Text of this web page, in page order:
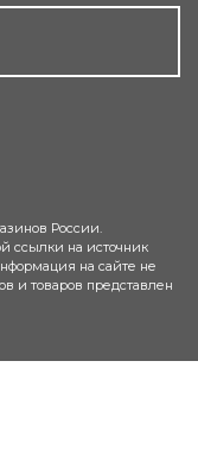
России.
ссылки на источник
на сайте не
и товаров представлен